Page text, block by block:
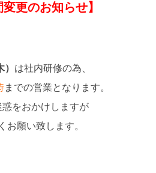
変更のお知らせ】
は社内研修の為、
までの営業となります。
惑をおかけしますが
お願い致します。